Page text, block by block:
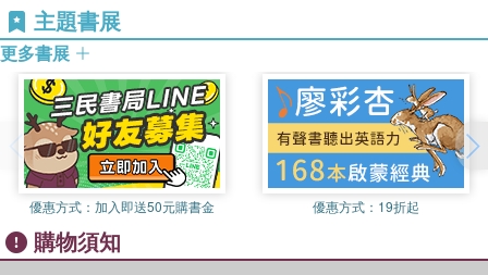
adaptation of Dr. Seuss's Sleep Book that's perfect for babies and
toddlers. From yawns and the sound of brushing teeth to silly
snores and a lullaby melody, the twelve sounds featured in the
story are almost guaranteed to make kids (and adults!) sleepy,
making this an ideal read before naps or bedtime.
The colorful sound module comes with a handy on/off switch, and
batteries can be easily replaced.
With simple, rhyming text and bold, colorful illustrations, this sound
book is the perfect gift for new parents, sleepover-hosting
主題書展
更多書展
優惠方式： 加入即送50元購書金 優惠方式： 19折起
購物須知